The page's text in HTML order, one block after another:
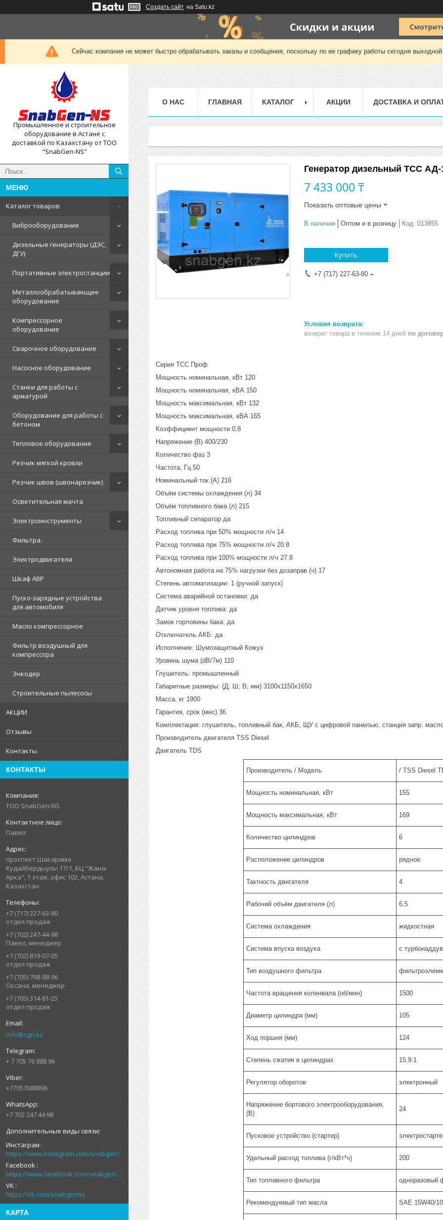
Создать сайт на Satu.kz
Сейчас компания не может быстро обрабатывать заказы и сообщения, поскольку по ее графику работы сегодня
Промышленное и строительное
оборудование в Астане с
доставкой по Казахстану от ТОО
"SnabGen-NS"
Каталог товаров
Виброоборудование
Дизельные генераторы (ДЭС,
ДГУ)
Портативные электростанции
Металлообрабатывающее
оборудование
Компрессорное
оборудование
Сварочное оборудование
Насосное оборудование
Станки для работы с
арматурой
Оборудование для работы с
бетоном
Тепловое оборудование
Резчик мягкой кровли
Резчик швов (швонарезчик)
Осветительная мачта
Электроинструменты
Фильтра.
Электродвигатели
Шкаф АВР
Пуско-зарядные устройства
для автомобиля
Масло компрессорное
Фильтр воздушный для
компрессора
Энкодер
Строительные пылесосы
АКЦИИ
Отзывы
Контакты
КОНТАКТЫ
ТОО SnabGen-NS
Павел
проспект Шакарима
Кудайбердыулы 17/1, БЦ "Жана-
Арка", 1 этаж, офис 102, Астана,
Казахстан
+7 (717) 227-63-80
отдел продаж
+7 (702) 247-44-98
Павел, менеджер
+7 (702) 819-07-05
отдел продаж
+7 (705) 768-88-96
Оксана, менеджер
+7 (705) 314-81-25
отдел продаж
info@sgn.kz
+ 7 705 76 888 96
+77057688896
+7 702 247 44 98
Инстаграм
https://www.instagram.com/snabgen/
Facebook
https://www.facebook.com/snabgenNS
VK
https://vk.com/snabgenns
КАРТА
О НАС ГЛАВНАЯ КАТАЛОГ АКЦИИ ДОСТАВКА И
Генератор дизельный ТСС
7 433 000 ₸
Показать оптовые цены
В наличии Оптом и в розницу Код: 013855
Купить
+7 (717) 227-63-80
возврат товара в течение 14 дней по
Серия ТСС Проф
Мощность номинальная, кВт 120
Мощность номинальная, кВА 150
Мощность максимальная, кВт 132
Мощность максимальная, кВА 165
Коэффициент мощности 0,8
Напряжение (В) 400/230
Количество фаз 3
Частота, Гц 50
Номинальный ток (А) 216
Объём системы охлаждения (л) 34
Объём топливного бака (л) 215
Топливный сепаратор да
Расход топлива при 50% мощности л/ч 14
Расход топлива при 75% мощности л/ч 20.8
Расход топлива при 100% мощности л/ч 27.8
Автономная работа на 75% нагрузки без дозаправ (ч) 17
Степень автоматизации: 1 (ручной запуск)
Система аварийной остановки: да
Датчик уровня топлива: да
Замок горловины бака: да
Отключатель АКБ: да
Исполнение: Шумозащитный Кожух
Уровень шума (dB/7м) 110
Глушитель: промышленный
Габаритные размеры: (Д; Ш; В; мм) 3100x1150x1650
Масса, кг 1900
Гарантия, срок (мес) 36
Комплектация: глушитель, топливный бак, АКБ, ЩУ с цифровой панелью, станция запр.
Производитель двигателя TSS Diesel
Двигатель TDS
Производитель / Модель / TSS Diesel
Мощность номинальная, кВт 155
Мощность максимальная, кВт 169
Количество цилиндров 6
Расположение цилиндров рядное
Тактность двигателя 4
Рабочий объём двигателя (л) 6,5
Система охлаждения жидкостная
Система впуска воздуха с
Тип воздушного фильтра
Частота вращения коленвала (об/мин) 1500
Диаметр цилиндра (мм) 105
Ход поршня (мм) 124
Степень сжатия в цилиндрах 15,9:1
Регулятор оборотов электронный
Напряжение бортового электрооборудования,
(В)
24
Пусковое устройство (стартер)
Удельный расход топлива (г/кВт*ч) 200
Тип топливного фильтра одноразовый
Рекомендуемый тип масла SAE 15W40/